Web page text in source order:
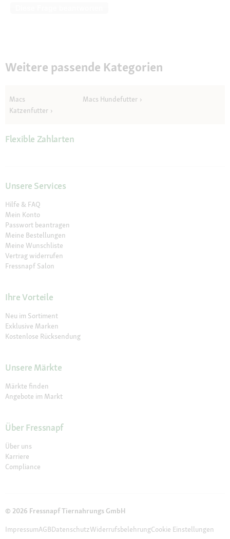
Weitere passende Kategorien
Macs
Katzenfutter
Macs Hundefutter
Flexible Zahlarten
Unsere Services
Hilfe & FAQ
Mein Konto
Passwort beantragen
Meine Bestellungen
Meine Wunschliste
Vertrag widerrufen
Fressnapf Salon
Ihre Vorteile
Neu im Sortiment
Exklusive Marken
Kostenlose Rücksendung
Unsere Märkte
Märkte finden
Angebote im Markt
Über Fressnapf
Über uns
Karriere
Compliance
© 2026 Fressnapf Tiernahrungs GmbH
ImpressumAGBDatenschutzWiderrufsbelehrungCookie Einstellungen